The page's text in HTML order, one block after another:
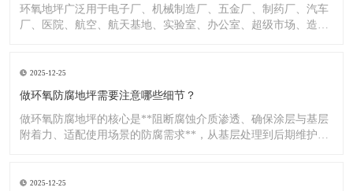
环氧地坪广泛用于电子厂、机械制造厂、五金厂、制药厂、汽车
厂、医院、航空、航天基地、实验室、办公室、超级市场、造纸
2025-12-25
做环氧防腐地坪需要注意哪些细节？
做环氧防腐地坪的核心是**阻断腐蚀介质渗透、确保涂层与基层
附着力、适配使用场景的防腐需求**，从基层处理到后期维护，
2025-12-25